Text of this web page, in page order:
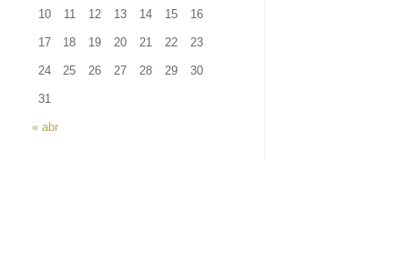
« abr
10 11 12 13 14 15 16
17 18 19 20 21 22 23
24 25 26 27 28 29 30
31